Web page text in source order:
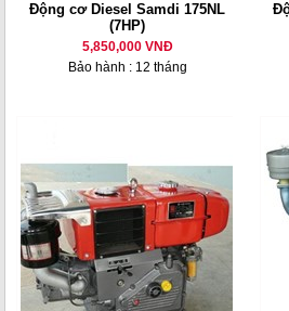
Động cơ Diesel Samdi 175NL
(7HP)
5,850,000 VNĐ
Bảo hành : 12 tháng